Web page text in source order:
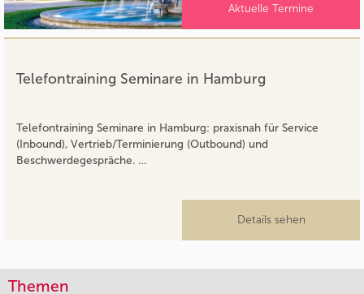
Aktuelle Termine
Telefontraining Seminare in Hamburg
Telefontraining Seminare in Hamburg: praxisnah für Service
(Inbound), Vertrieb/Terminierung (Outbound) und
Beschwerdegespräche. …
Details sehen
Themen